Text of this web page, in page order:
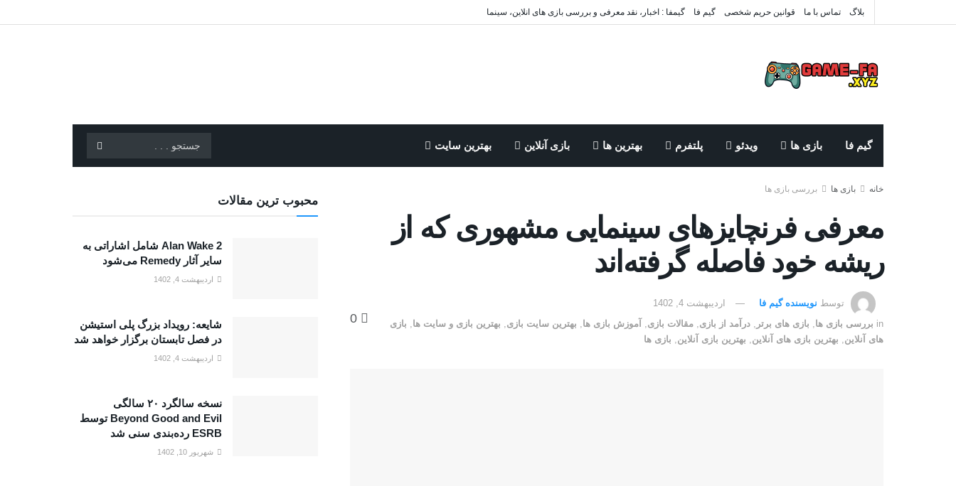
بلاگ تماس با ما قوانین حریم شخصی گیم فا گیمفا : اخبار، نقد معرفی و بررسی بازی های انلاین، سینما
گیم فا بازی ها ویدئو پلتفرم بهترین ها بازی آنلاین بهترین سایت
خانه بازی ها بررسی بازی ها
معرفی فرنچایزهای سینمایی مشهوری که از
ریشه خود فاصله گرفته‌اند
توسط نویسنده گیم فا
اردیبهشت 4, 1402
in بررسی بازی ها بازی های برتر درآمد از بازی مقالات بازی آموزش بازی ها بهترین سایت بازی بهترین بازی و سایت ها
بازی
های آنلاین
بهترین بازی های آنلاین بهترین بازی آنلاین بازی ها
محبوب ترین مقالات
Alan Wake 2 شامل اشاراتی به
سایر آثار Remedy می‌شود
اردیبهشت 4, 1402
شایعه: رویداد بزرگ پلی استیشن
در فصل تابستان برگزار خواهد شد
اردیبهشت 4, 1402
نسخه سالگرد ۲۰ سالگی
Beyond Good and Evil توسط
ESRB رده‌بندی سنی شد
شهریور 10, 1402